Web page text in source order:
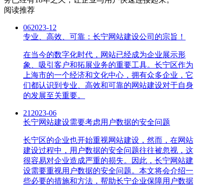
阅读推荐
062023-12
专业、高效、可靠：长宁网站建设公司的宗旨！
在当今的数字化时代，网站已经成为企业展示形
象、吸引客户和拓展业务的重要工具。长宁区作为
上海市的一个经济和文化中心，拥有众多企业，它
们都认识到专业、高效和可靠的网站建设对于自身
的发展至关重要。
21 2023-06
长宁网站建设需要考虑用户数据的安全问题
长宁区的企业也开始重视网站建设，然而，在网站
建设过程中，用户数据的安全问题往往被忽视，这
很容易对企业造成严重的损失。因此，长宁网站建
设需要重视用户数据的安全问题。本文将会介绍一
些必要的措施和方法，帮助长宁企业保障用户数据